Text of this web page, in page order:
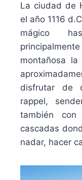
La ciudad de
el año 1116
mágico
montañosa la
disfrutar de
rappel,
también
cascadas
nadar, hacer